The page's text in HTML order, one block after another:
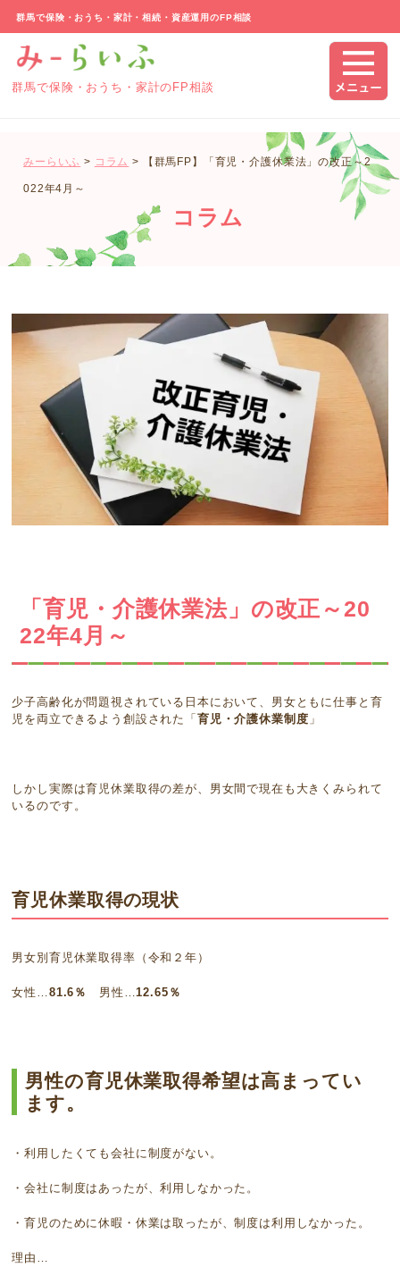
群馬で保険・おうち・家計・相続・資産運用のFP相談
群馬で保険・おうち・家計のFP相談
みーらいふ > コラム > 【群馬FP】「育児・介護休業法」の改正～2
022年4月～
コラム
「育児・介護休業法」の改正～20
22年4月～
少子高齢化が問題視されている日本において、男女ともに仕事と育
児を両立できるよう創設された「 育児・介護休業制度 」
しかし実際は育児休業取得の差が、男女間で現在も大きくみられて
いるのです。
育児休業取得の現状
男女別育児休業取得率（令和２年）
女性… 81.6％ 男性… 12.65％
男性の育児休業取得希望は高まってい
ます。
・利用したくても会社に制度がない。
・会社に制度はあったが、利用しなかった。
・育児のために休暇・休業は取ったが、制度は利用しなかった。
理由…